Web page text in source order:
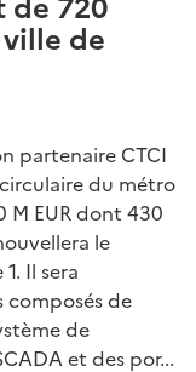
de
partenaire CTCI
du métro
M EUR dont 430
le
Il sera
composés de
de
et des por...